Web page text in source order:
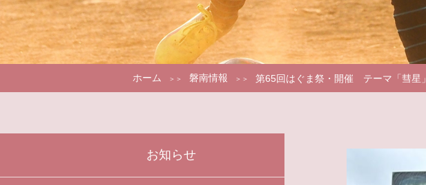
ホーム 磐南情報 第65回はぐま祭・開催 テーマ「彗星」
お知らせ